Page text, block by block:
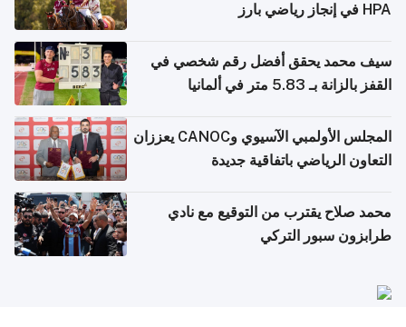
HPA في إنجاز رياضي بارز
سيف محمد يحقق أفضل رقم شخصي في
القفز بالزانة بـ 5.83 متر في ألمانيا
المجلس الأولمبي الآسيوي وCANOC يعززان
التعاون الرياضي باتفاقية جديدة
محمد صلاح يقترب من التوقيع مع نادي
طرابزون سبور التركي